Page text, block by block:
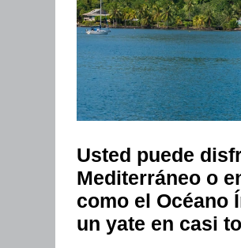
Usted puede
Mediterráneo o
como el Océano
un yate en casi